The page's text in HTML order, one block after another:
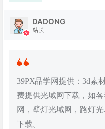
DADONG
站长
39PX品学网提供：3d素
费提供光域网下载，如
网，壁灯光域网，路灯
下载。